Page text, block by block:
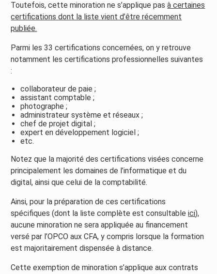
Toutefois, cette minoration ne s’applique pasà certaines
certifications dont la liste vient d’être récemment
publiée.
Parmi les 33 certifications concernées, on y retrouve
notamment les certifications professionnelles suivantes
:
collaborateur de paie ;
assistant comptable ;
photographe ;
administrateur système et réseaux ;
chef de projet digital ;
expert en développement logiciel ;
etc.
Notez que la majorité des certifications visées concerne
principalement les domaines de l’informatique et du
digital, ainsi que celui de la comptabilité.
Ainsi, pour la préparation de ces certifications
spécifiques (dont la liste complète est consultableici),
aucune minoration ne sera appliquée au financement
versé par l’OPCO aux CFA, y compris lorsque la formation
est majoritairement dispensée à distance.
Cette exemption de minoration s’applique aux contrats